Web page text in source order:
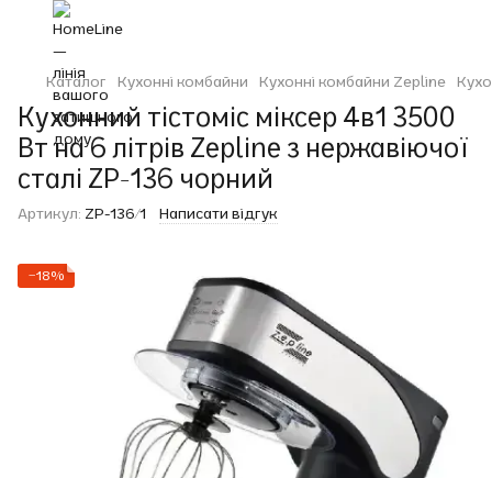
Каталог Кухонні комбайни Кухонні комбайни Zepline
Кухонний тістоміс міксер 4в1 3500
Вт на 6 літрів Zepline з нержавіючої
сталі ZP-136 чорний
Артикул: ZP-136/1 Написати відгук
−18%